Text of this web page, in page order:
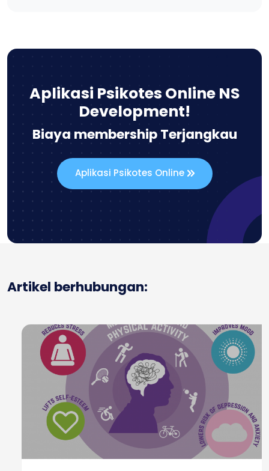
Aplikasi Psikotes Online NS
Development!
Biaya membership Terjangkau
Aplikasi Psikotes Online
Artikel berhubungan: